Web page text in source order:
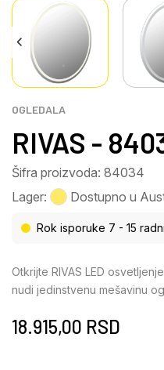
OGLEDALA
RIVAS -
Šifra proizvoda: 84034
Lager:
Dostupno u
Rok isporuke 7 - 15
Otkrijte RIVAS LED
nudi jedinstvenu mešavinu
je zadržano u zaobljenom
18.915,00 RSD